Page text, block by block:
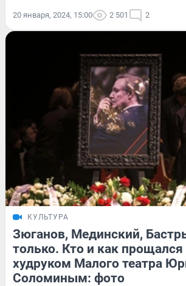
20 января, 2024, 15:00 2 501 2
КУЛЬТУРА
Зюганов, Мединский,
только. Кто и как прощался
худруком Малого театра
Соломиным: фото